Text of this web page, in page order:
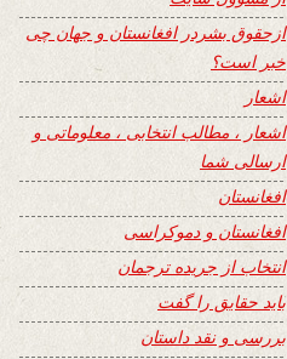
ازحقوق بشردر افغانستان و جهان چی
خبر است؟
اشعار
اشعار ، مطالب انتخابی ، معلوماتی و
ارسالی شما
افغانستان
افغانستان و دموکراسی
انتخاب از جریده ترجمان
باید حقایق را گفت
بررسی و نقد داستان